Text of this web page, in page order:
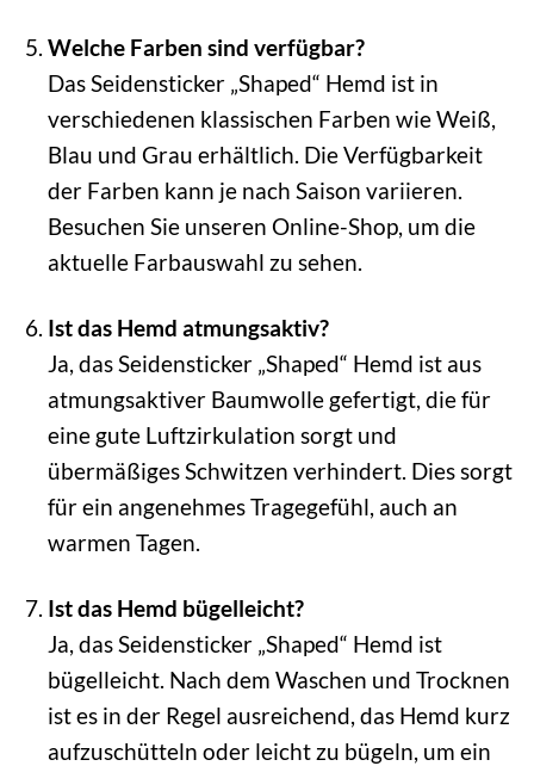
Welche Farben sind verfügbar?
Das Seidensticker „Shaped“ Hemd ist in
verschiedenen klassischen Farben wie Weiß,
Blau und Grau erhältlich. Die Verfügbarkeit
der Farben kann je nach Saison variieren.
Besuchen Sie unseren Online-Shop, um die
aktuelle Farbauswahl zu sehen.
Ist das Hemd atmungsaktiv?
Ja, das Seidensticker „Shaped“ Hemd ist aus
atmungsaktiver Baumwolle gefertigt, die für
eine gute Luftzirkulation sorgt und
übermäßiges Schwitzen verhindert. Dies sorgt
für ein angenehmes Tragegefühl, auch an
warmen Tagen.
Ist das Hemd bügelleicht?
Ja, das Seidensticker „Shaped“ Hemd ist
bügelleicht. Nach dem Waschen und Trocknen
ist es in der Regel ausreichend, das Hemd kurz
aufzuschütteln oder leicht zu bügeln, um ein